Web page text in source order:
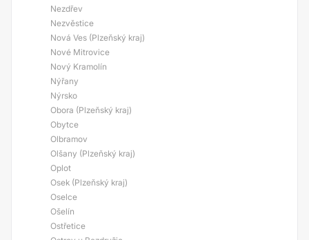
Nezdřev
Nezvěstice
Nová Ves (Plzeňský kraj)
Nové Mitrovice
Nový Kramolín
Nýřany
Nýrsko
Obora (Plzeňský kraj)
Obytce
Olbramov
Olšany (Plzeňský kraj)
Oplot
Osek (Plzeňský kraj)
Oselce
Ošelín
Ostřetice